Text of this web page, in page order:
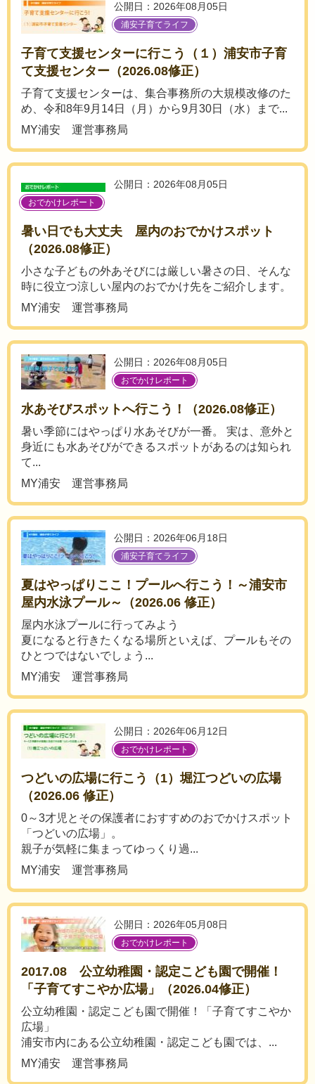
公開日：2026年08月05日
浦安子育てライフ
子育て支援センターに行こう（１）浦安市子育
て支援センター（2026.08修正）
子育て支援センターは、集合事務所の大規模改修のた
め、令和8年9月14日（月）から9月30日（水）まで...
MY浦安 運営事務局
公開日：2026年08月05日
おでかけレポート
暑い日でも大丈夫 屋内のおでかけスポット
（2026.08修正）
小さな子どもの外あそびには厳しい暑さの日、そんな
時に役立つ涼しい屋内のおでかけ先をご紹介します。
MY浦安 運営事務局
公開日：2026年08月05日
おでかけレポート
水あそびスポットへ行こう！（2026.08修正）
暑い季節にはやっぱり水あそびが一番。 実は、意外と
身近にも水あそびができるスポットがあるのは知られ
て...
MY浦安 運営事務局
公開日：2026年06月18日
浦安子育てライフ
夏はやっぱりここ！プールへ行こう！～浦安市
屋内水泳プール～（2026.06 修正）
屋内水泳プールに行ってみよう
夏になると行きたくなる場所といえば、プールもその
ひとつではないでしょう...
MY浦安 運営事務局
公開日：2026年06月12日
おでかけレポート
つどいの広場に行こう（1）堀江つどいの広場
（2026.06 修正）
0～3才児とその保護者におすすめのおでかけスポット
「つどいの広場」。
親子が気軽に集まってゆっくり過...
MY浦安 運営事務局
公開日：2026年05月08日
おでかけレポート
2017.08 公立幼稚園・認定こども園で開催！
「子育てすこやか広場」（2026.04修正）
公立幼稚園・認定こども園で開催！「子育てすこやか
広場」
浦安市内にある公立幼稚園・認定こども園では、...
MY浦安 運営事務局